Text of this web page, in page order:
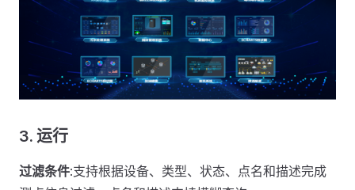
3.运行
过滤条件:支持根据设备、类型、状态、点名和描述完成